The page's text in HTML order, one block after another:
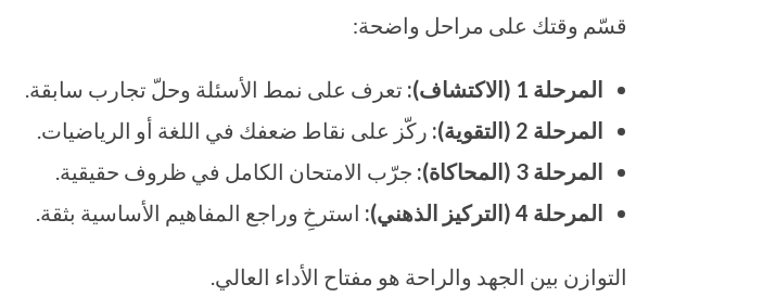
قسّم وقتك على مراحل واضحة:
المرحلة 1 (الاكتشاف) : تعرف على نمط الأسئلة وحلّ تجارب سابقة.
المرحلة 2 (التقوية)
: ركّز على نقاط ضعفك في اللغة أو الرياضيات.
المرحلة 3 (المحاكاة)
: جرّب الامتحان الكامل في ظروف حقيقية.
المرحلة 4 (التركيز الذهني)
: استرخِ وراجع المفاهيم الأساسية بثقة.
التوازن بين الجهد والراحة هو مفتاح الأداء العالي.